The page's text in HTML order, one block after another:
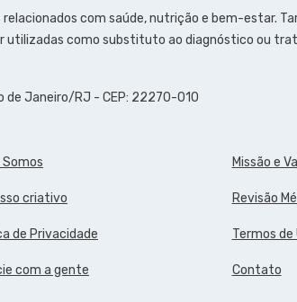
com saúde, nutrição e bem-estar.
como substituto ao diagnóstico ou
de Janeiro/RJ - CEP: 22270-010
Somos Missão e
criativo Revisão
de Privacidade Termos de
com a gente Contato